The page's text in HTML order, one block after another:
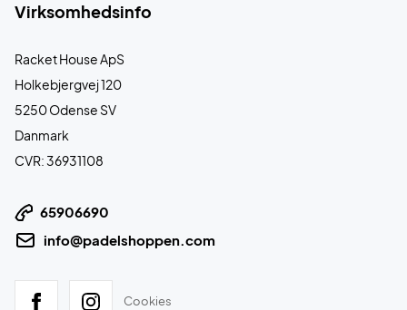
Virksomhedsinfo
Racket House ApS
Holkebjergvej 120
5250 Odense SV
Danmark
CVR: 36931108
65906690
info@padelshoppen.com
Cookies